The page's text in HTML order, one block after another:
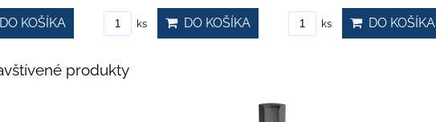
KOŠÍKA ks DO KOŠÍKA ks DO KOŠÍKA
produkty